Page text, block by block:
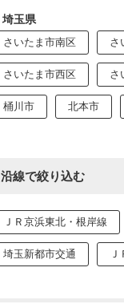
埼玉県
さいたま市南区 さ
さいたま市西区 さ
桶川市 北本市
沿線で絞り込む
ＪＲ京浜東北・根岸線
埼玉新都市交通